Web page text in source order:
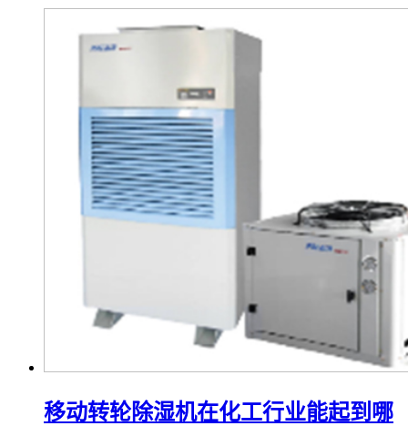
移动转轮除湿机在化工行业能起到哪